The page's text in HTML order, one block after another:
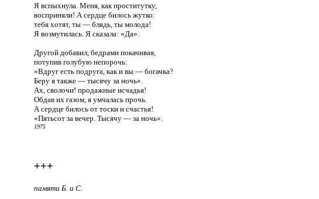
Я вспыхнула. Меня, как проститутку,
восприняли! А сердце билось жутко:
тебя хотят, ты — блядь, ты молода!
Я возмутилась. Я сказала: «Да».
Другой добавил, бедрами покачивая,
потупив голубую непорочь:
«Вдруг есть подруга, как и вы — богачка?
Беру я также — тысячу за ночь».
Ах, сволочи! продажные исчадья!
Обдав их газом, я умчалась прочь.
А сердце билось от тоски и счастья!
«Пятьсот за вечер. Тысячу — за ночь».
1975
+++
памяти Б. и С.